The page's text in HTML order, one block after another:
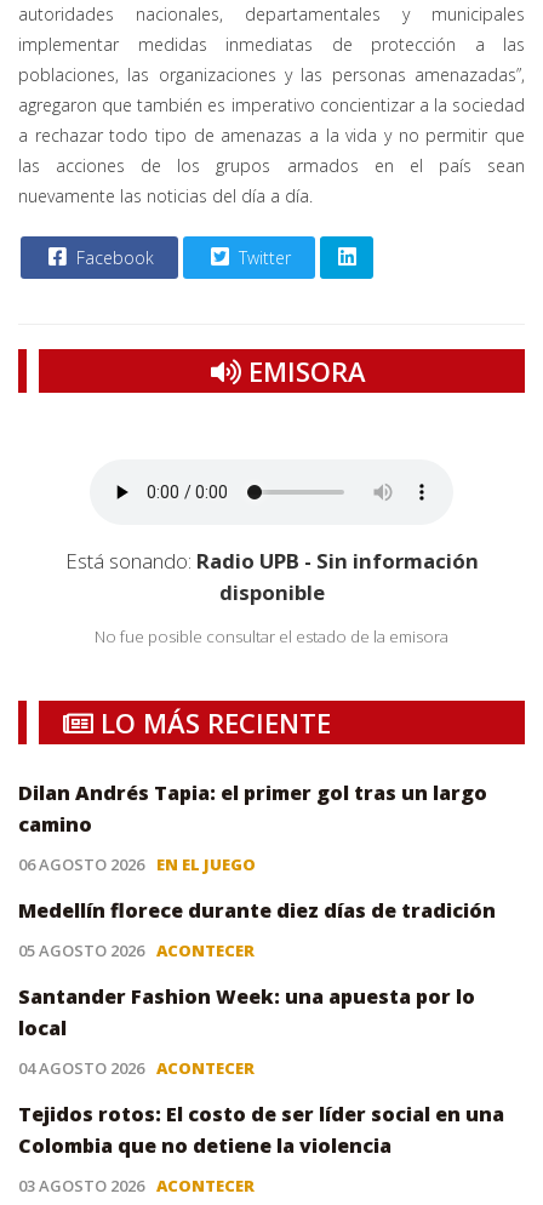
autoridades nacionales, departamentales y municipales
implementar medidas inmediatas de protección a las
poblaciones, las organizaciones y las personas amenazadas”,
agregaron que también es imperativo concientizar a la sociedad
a rechazar todo tipo de amenazas a la vida y no permitir que
las acciones de los grupos armados en el país sean
nuevamente las noticias del día a día.
Facebook Twitter
EMISORA
Está sonando: Radio UPB - Sin información
disponible
No fue posible consultar el estado de la emisora
LO MÁS RECIENTE
Dilan Andrés Tapia: el primer gol tras un largo
camino
06 AGOSTO 2026 EN EL JUEGO
Medellín florece durante diez días de tradición
05 AGOSTO 2026 ACONTECER
Santander Fashion Week: una apuesta por lo
local
04 AGOSTO 2026 ACONTECER
Tejidos rotos: El costo de ser líder social en una
Colombia que no detiene la violencia
03 AGOSTO 2026 ACONTECER